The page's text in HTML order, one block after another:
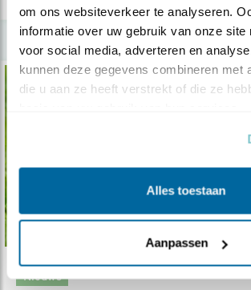
om ons websiteverkeer te analyseren.
informatie over uw gebruik van onze site
voor social media, adverteren en
kunnen deze gegevens combineren met
die u aan ze heeft verstrekt of die ze
Alles toestaan
Aanpassen
Nieuws